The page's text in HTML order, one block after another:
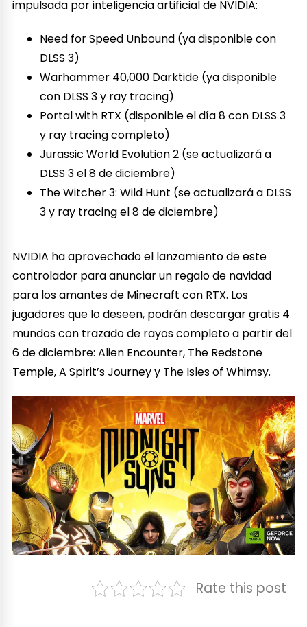
impulsada por inteligencia artificial de NVIDIA:
Need for Speed Unbound (ya disponible con
DLSS 3)
Warhammer 40,000 Darktide (ya disponible
con DLSS 3 y ray tracing)
Portal with RTX (disponible el día 8 con DLSS 3
y ray tracing completo)
Jurassic World Evolution 2 (se actualizará a
DLSS 3 el 8 de diciembre)
The Witcher 3: Wild Hunt (se actualizará a DLSS
3 y ray tracing el 8 de diciembre)
NVIDIA ha aprovechado el lanzamiento de este
controlador para anunciar un regalo de navidad
para los amantes de Minecraft con RTX. Los
jugadores que lo deseen, podrán descargar gratis 4
mundos con trazado de rayos completo a partir del
6 de diciembre: Alien Encounter, The Redstone
Temple, A Spirit’s Journey y The Isles of Whimsy.
Rate this post